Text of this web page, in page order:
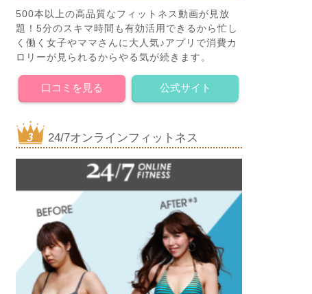
500本以上の高品質なフィットネス動画が見放
題！5分のスキマ時間も有効活用できるから忙し
く働く女子やママさんに大人気♪アプリで消費カ
ロリーが見られるからやる気が続きます。
口コミを見る 公式サイト
24/7オンラインフィットネス